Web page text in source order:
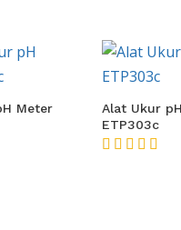
Meter
Alat Ukur
ETP303c